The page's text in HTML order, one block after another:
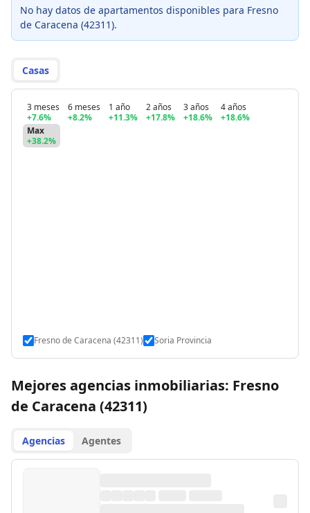
No hay datos de apartamentos disponibles para Fresno
de Caracena (42311).
Casas
3 meses
+7.6%
6 meses
+8.2%
1 año
+11.3%
2 años
+17.8%
3 años
+18.6%
4 años
+18.6%
Max
+38.2%
Fresno de Caracena (42311) Soria Provincia
Mejores agencias inmobiliarias: Fresno
de Caracena (42311)
Agencias Agentes